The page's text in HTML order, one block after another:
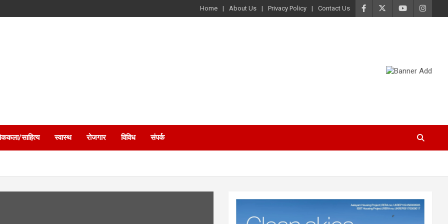
Home About Us Privacy Policy Contact Us
साहित्य स्वास्थ रोजगार विविध संपर्क